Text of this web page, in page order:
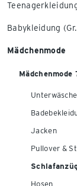
Babykleidung
Mädchenmode
Mädchenmode
Unterwäsche
Jacken
Pullover &
Hosen